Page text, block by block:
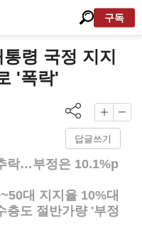
구독
령 국정 지지
'폭락'
답글쓰기
락…부정은 10.1%p
대 지지율 10%대
도 절반가량 '부정